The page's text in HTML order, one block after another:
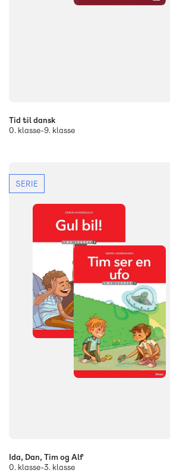
Tid til dansk
0. klasse-9. klasse
SERIE
Ida, Dan, Tim og Alf
0. klasse-3. klasse